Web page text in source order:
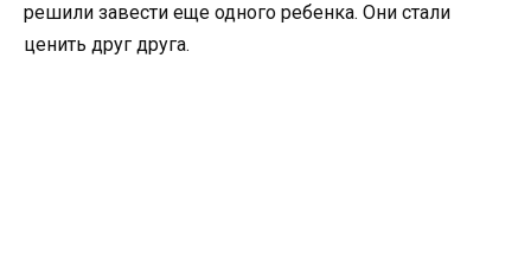
решили завести еще одного ребенка. Они стали
ценить друг друга.